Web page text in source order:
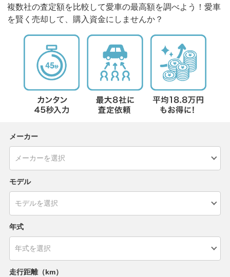
複数社の査定額を比較して愛車の最高額を調べよう！愛車
を賢く売却して、購入資金にしませんか？
メーカー
モデル
年式
走行距離（km）